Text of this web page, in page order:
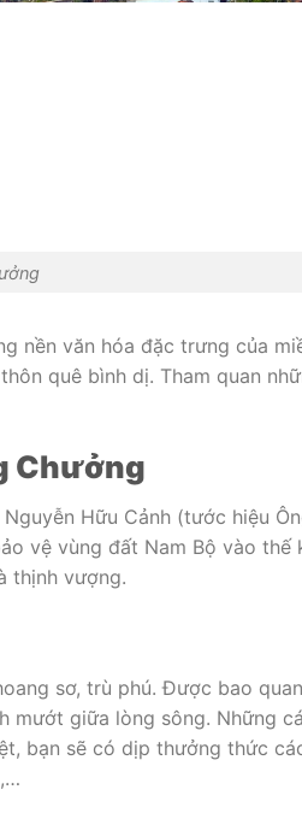
nền văn hóa đặc trưng của
quê bình dị. Tham quan
Chưởng
Hữu Cảnh (tước hiệu
vệ vùng đất Nam Bộ vào thế
thịnh vượng.
sơ, trù phú. Được bao
mướt giữa lòng sông. Những
bạn sẽ có dịp thưởng thức